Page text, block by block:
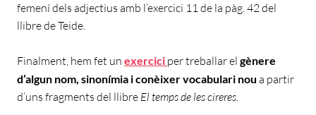
femení dels adjectius amb l’exercici 11 de la pàg. 42 del
llibre de Teide.
Finalment, hem fet un exercici per treballar el gènere
d’algun nom, sinonímia i conèixer vocabulari nou a partir
d’uns fragments del llibre El temps de les cireres.